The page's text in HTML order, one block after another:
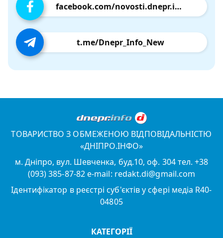
facebook.com/novosti.dnepr.info
t.me/Dnepr_Info_New
ТОВАРИСТВО З ОБМЕЖЕНОЮ ВІДПОВІДАЛЬНІСТЮ
«ДНІПРО.ІНФО»
м. Дніпро, вул. Шевченка, буд.10, оф. 304 тел. +38
(093) 385-87-82 e-mail: redakt.di@gmail.com
Ідентифікатор в реєстрі суб'єктів у сфері медіа R40-
04805
КАТЕГОРІЇ